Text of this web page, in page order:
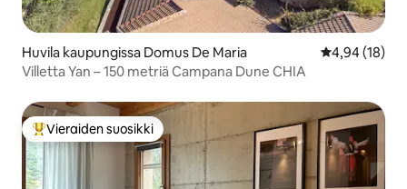
Huvila kaupungissa Domus De Maria
4,94 (18)
Villetta Yan – 150 metriä Campana Dune CHIA
Vieraiden suosikkien parhaimmistoa
Vieraiden suosikki